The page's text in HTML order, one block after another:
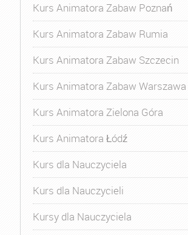
Kurs Animatora Zabaw Poznań
Kurs Animatora Zabaw Rumia
Kurs Animatora Zabaw Szczecin
Kurs Animatora Zabaw Warszawa
Kurs Animatora Zielona Góra
Kurs Animatora Łódź
Kurs dla Nauczyciela
Kurs dla Nauczycieli
Kursy dla Nauczyciela